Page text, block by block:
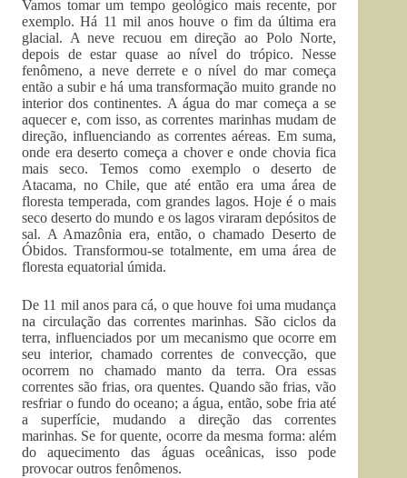
Vamos tomar um tempo geológico mais recente, por
exemplo. Há 11 mil anos houve o fim da última era
glacial. A neve recuou em direção ao Polo Norte,
depois de estar quase ao nível do trópico. Nesse
fenômeno, a neve derrete e o nível do mar começa
então a subir e há uma transformação muito grande no
interior dos continentes. A água do mar começa a se
aquecer e, com isso, as correntes marinhas mudam de
direção, influenciando as correntes aéreas. Em suma,
onde era deserto começa a chover e onde chovia fica
mais seco. Temos como exemplo o deserto de
Atacama, no Chile, que até então era uma área de
floresta temperada, com grandes lagos. Hoje é o mais
seco deserto do mundo e os lagos viraram depósitos de
sal. A Amazônia era, então, o chamado Deserto de
Óbidos. Transformou-se totalmente, em uma área de
floresta equatorial úmida.
De 11 mil anos para cá, o que houve foi uma mudança
na circulação das correntes marinhas. São ciclos da
terra, influenciados por um mecanismo que ocorre em
seu interior, chamado correntes de convecção, que
ocorrem no chamado manto da terra. Ora essas
correntes são frias, ora quentes. Quando são frias, vão
resfriar o fundo do oceano; a água, então, sobe fria até
a su­perfície, mudando a direção das correntes
marinhas. Se for quente, ocorre da mesma forma: além
do aquecimento das águas oceânicas, isso pode
provocar outros fenômenos.